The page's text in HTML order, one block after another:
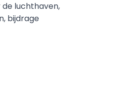
luchthaven,
bijdrage